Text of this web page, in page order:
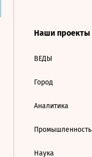
Наши проекты
ВЕДЫ
Город
Аналитика
Промышленность
Наука